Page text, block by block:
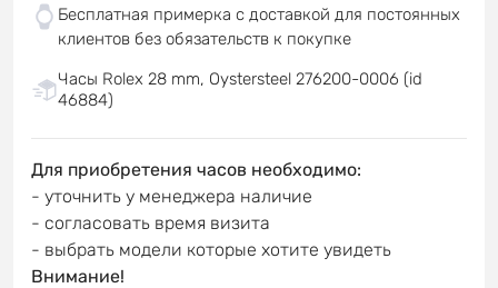
Бесплатная примерка с доставкой для постоянных
клиентов без обязательств к покупке
Часы Rolex 28 mm, Oystersteel 276200-0006 (id
46884)
Для приобретения часов необходимо:
- уточнить у менеджера наличие
- согласовать время визита
- выбрать модели которые хотите увидеть
Внимание!